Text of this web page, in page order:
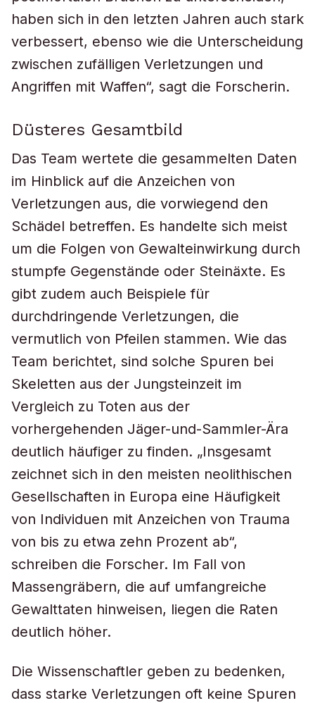
haben sich in den letzten Jahren auch stark
verbessert, ebenso wie die Unterscheidung
zwischen zufälligen Verletzungen und
Angriffen mit Waffen“, sagt die Forscherin.
Düsteres Gesamtbild
Das Team wertete die gesammelten Daten
im Hinblick auf die Anzeichen von
Verletzungen aus, die vorwiegend den
Schädel betreffen. Es handelte sich meist
um die Folgen von Gewalteinwirkung durch
stumpfe Gegenstände oder Steinäxte. Es
gibt zudem auch Beispiele für
durchdringende Verletzungen, die
vermutlich von Pfeilen stammen. Wie das
Team berichtet, sind solche Spuren bei
Skeletten aus der Jungsteinzeit im
Vergleich zu Toten aus der
vorhergehenden Jäger-und-Sammler-Ära
deutlich häufiger zu finden. „Insgesamt
zeichnet sich in den meisten neolithischen
Gesellschaften in Europa eine Häufigkeit
von Individuen mit Anzeichen von Trauma
von bis zu etwa zehn Prozent ab“,
schreiben die Forscher. Im Fall von
Massengräbern, die auf umfangreiche
Gewalttaten hinweisen, liegen die Raten
deutlich höher.
Die Wissenschaftler geben zu bedenken,
dass starke Verletzungen oft keine Spuren